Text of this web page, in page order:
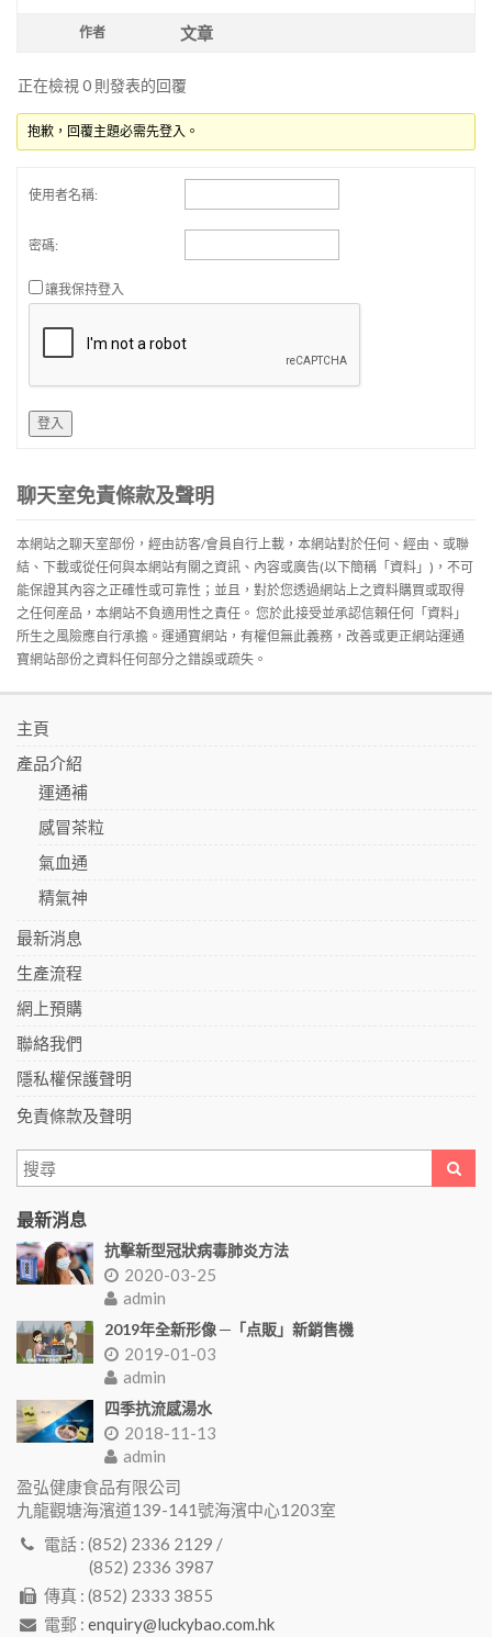
作者 文章
正在檢視 0 則發表的回覆
抱歉，回覆主題必需先登入。
使用者名稱:
密碼:
讓我保持登入
登入
聊天室免責條款及聲明
本網站之聊天室部份，經由訪客/會員自行上載，本網站對於任何、經由、或聯
結、下載或從任何與本網站有關之資訊、內容或廣告(以下簡稱「資料」)，不可
能保證其內容之正確性或可靠性；並且，對於您透過網站上之資料購買或取得
之任何産品，本網站不負適用性之責任。 您於此接受並承認信賴任何「資料」
所生之風險應自行承擔。運通寶網站，有權但無此義務，改善或更正網站運通
寶網站部份之資料任何部分之錯誤或疏失。
主頁
產品介紹
運通補
感冒茶粒
氣血通
精氣神
最新消息
生產流程
網上預購
聯絡我們
隱私權保護聲明
免責條款及聲明
最新消息
抗擊新型冠狀病毒肺炎方法
2020-03-25
admin
2019年全新形像 ─「点販」新銷售機
2019-01-03
admin
四季抗流感湯水
2018-11-13
admin
盈弘健康食品有限公司
九龍觀塘海濱道139-141號海濱中心1203室
電話 : (852) 2336 2129 /
(852) 2336 3987
傳真 : (852) 2333 3855
電郵 : enquiry@luckybao.com.hk